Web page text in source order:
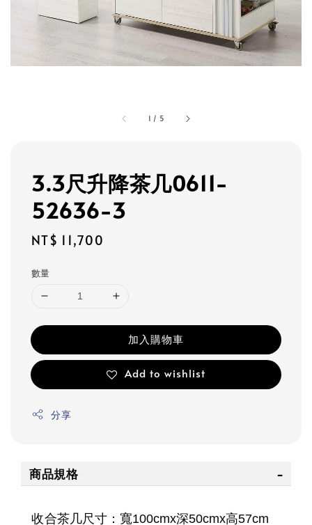
1 / 5
3.3尺升降茶几0611-
52636-3
Regular
NT$ 11,700
數量
加入購物車
Add to wishlist
分享
商品規格
收合茶几尺寸：寬100cmx深50cmx高57cm